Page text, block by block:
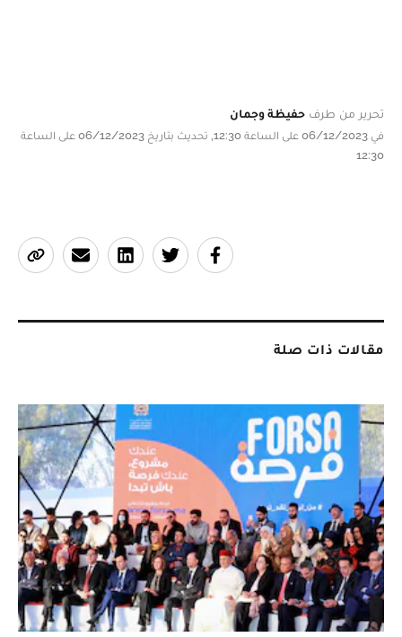
تحرير من طرف حفيظة وجمان
في 06/12/2023 على الساعة 12:30, تحديث بتاريخ 06/12/2023 على الساعة
12:30
مقالات ذات صلة